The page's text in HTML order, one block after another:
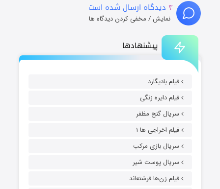
پیشنهادها
فیلم بادیگارد
فیلم دایره زنگی
سریال گنج مظفر
فیلم اخراجی ها ۱
سریال بازی مرکب
سریال پوست شیر
فیلم زن‌ها فرشته‌اند
۳ دیدگاه ارسال شده است
نمایش / مخفی کردن دیدگاه ها